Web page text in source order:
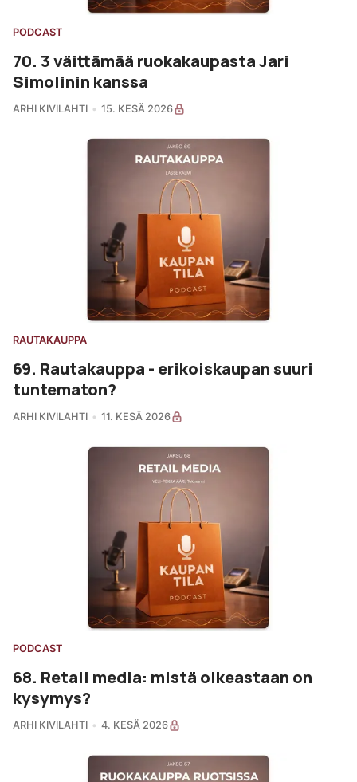
PODCAST
70. 3 väittämää ruokakaupasta Jari
Simolinin kanssa
ARHI KIVILAHTI 15. KESÄ 2026
RAUTAKAUPPA
69. Rautakauppa - erikoiskaupan suuri
tuntematon?
ARHI KIVILAHTI 11. KESÄ 2026
PODCAST
68. Retail media: mistä oikeastaan on
kysymys?
ARHI KIVILAHTI 4. KESÄ 2026